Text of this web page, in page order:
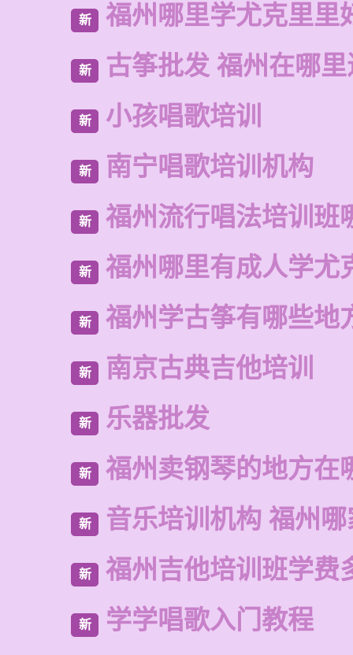
新 福州哪里学尤克里里
新 古筝批发 福州在哪
新 小孩唱歌培训
新 南宁唱歌培训机构
新 福州流行唱法培训班
新 福州哪里有成人学尤
新 福州学古筝有哪些地
新 南京古典吉他培训
新 乐器批发
新 福州卖钢琴的地方在
新 音乐培训机构 福州
新 福州吉他培训班学费
新 学学唱歌入门教程